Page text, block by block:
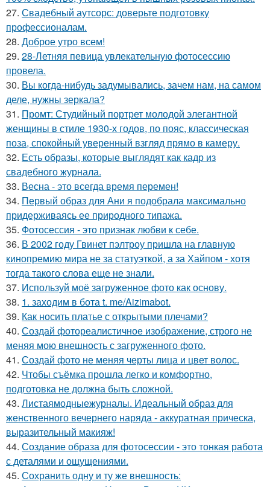
27. Свадебный аутсорс: доверьте подготовку
профессионалам.
28. Доброе утро всем!
29. 28-Летняя певица увлекательную фотосессию
провела.
30. Вы когда-нибудь задумывались, зачем нам, на самом
деле, нужны зеркала?
31. Промт: Студийный портрет молодой элегантной
женщины в стиле 1930-х годов, по пояс, классическая
поза, спокойный уверенный взгляд прямо в камеру.
32. Есть образы, которые выглядят как кадр из
свадебного журнала.
33. Весна - это всегда время перемен!
34. Первый образ для Ани я подобрала максимально
придерживаясь ее природного типажа.
35. Фотосессия - это признак любви к себе.
36. В 2002 году Гвинет пэлтроу пришла на главную
кинопремию мира не за статуэткой, а за Хайпом - хотя
тогда такого слова еще не знали.
37. Используй моё загруженное фото как основу.
38. 1. заходим в бота t. me/Aizimabot.
39. Как носить платье с открытыми плечами?
40. Создай фотореалистичное изображение, строго не
меняя мою внешность с загруженного фото.
41. Создай фото не меняя черты лица и цвет волос.
42. Чтобы съёмка прошла легко и комфортно,
подготовка не должна быть сложной.
43. Листаямодныежурналы. Идеальный образ для
женственного вечернего наряда - аккуратная прическа,
выразительный макияж!
44. Создание образа для фотосессии - это тонкая работа
с деталями и ощущениями.
45. Сохранить одну и ту же внешность: